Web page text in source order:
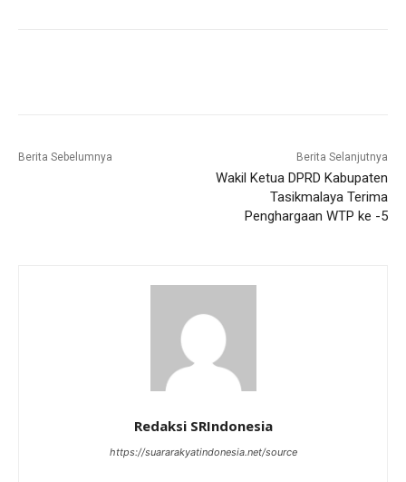
Berita Sebelumnya Berita Selanjutnya
Wakil Ketua DPRD Kabupaten
Tasikmalaya Terima
Penghargaan WTP ke -5
Redaksi SRIndonesia
https://suararakyatindonesia.net/source